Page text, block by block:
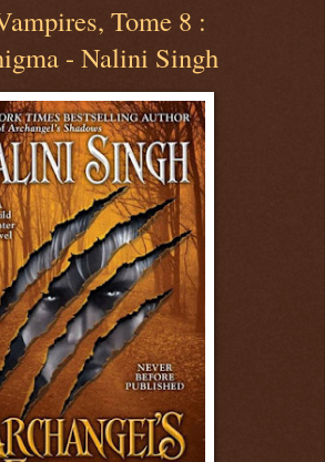
Tome 8 :
- Nalini Singh